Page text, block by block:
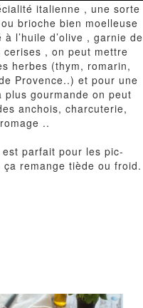
italienne , une sorte
brioche bien moelleuse
à l’huile d’olive , garnie de
cerises , on peut mettre
herbes (thym, romarin,
Provence..) et pour une
plus gourmande on peut
anchois, charcuterie,
..
est parfait pour les pic-
ça remange tiède ou froid.